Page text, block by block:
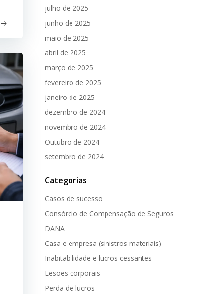
julho de 2025
junho de 2025
maio de 2025
abril de 2025
março de 2025
fevereiro de 2025
janeiro de 2025
dezembro de 2024
novembro de 2024
Outubro de 2024
setembro de 2024
Categorias
Casos de sucesso
Consórcio de Compensação de Seguros
DANA
Casa e empresa (sinistros materiais)
Inabitabilidade e lucros cessantes
Lesões corporais
Perda de lucros